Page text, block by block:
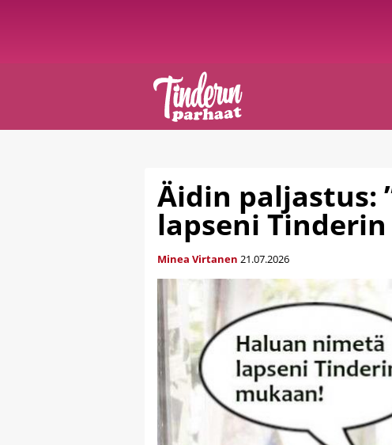
Äidin paljastus:
lapseni
Minea Virtanen 21.07.2026